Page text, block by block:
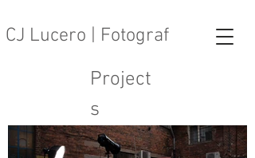
CJ Lucero | Fotograf
Project
s